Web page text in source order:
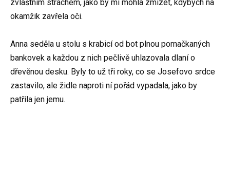
zvláštním strachem, jako by mi mohla zmizet, kdybych na
okamžik zavřela oči.
Anna seděla u stolu s krabicí od bot plnou pomačkaných
bankovek a každou z nich pečlivě uhlazovala dlaní o
dřevěnou desku. Byly to už tři roky, co se Josefovo srdce
zastavilo, ale židle naproti ní pořád vypadala, jako by
patřila jen jemu.